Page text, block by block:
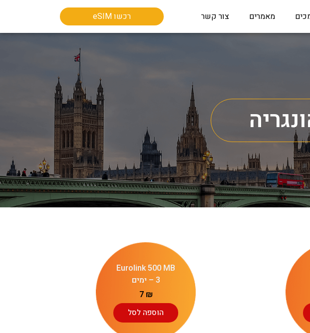
מאמרים צור קשר רכשו eSIM
Eurolink 500 MB
– 3 ימים
7 ₪
הוספה לסל